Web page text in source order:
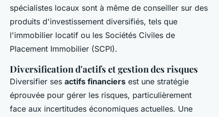
spécialistes locaux sont à même de conseiller sur des
produits d'investissement diversifiés, tels que
l'immobilier locatif ou les Sociétés Civiles de
Placement Immobilier (SCPI).
Diversification d'actifs et gestion des risques
Diversifier ses actifs financiers est une stratégie
éprouvée pour gérer les risques, particulièrement
face aux incertitudes économiques actuelles. Une